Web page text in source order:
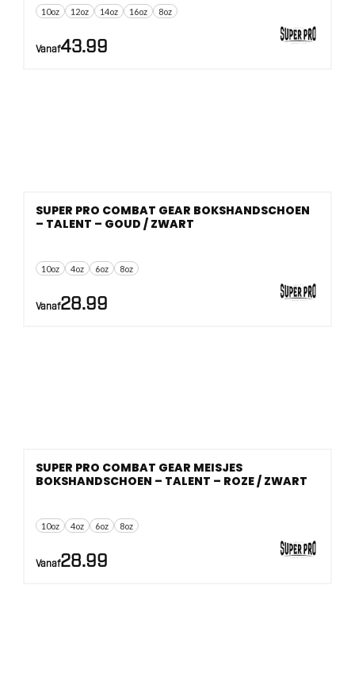
10oz 12oz 14oz 16oz 8oz
Vanaf43.99
10oz 4oz 6oz 8oz
SUPER PRO COMBAT GEAR BOKSHANDSCHOEN
– TALENT – GOUD / ZWART
Vanaf28.99
10oz 4oz 6oz 8oz
SUPER PRO COMBAT GEAR MEISJES
BOKSHANDSCHOEN – TALENT – ROZE / ZWART
Vanaf28.99